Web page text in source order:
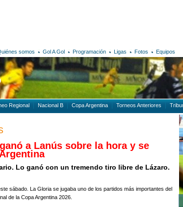
somos Gol A Gol Programación Ligas Fotos Equipos
Regional Nacional B Copa Argentina Torneos Anteriores
a Lanús sobre la hora y se
Lo ganó con un tremendo tiro libre de Lázaro.
sábado. La Gloria se jugaba uno de los partidos más importantes del
de la Copa Argentina 2026.